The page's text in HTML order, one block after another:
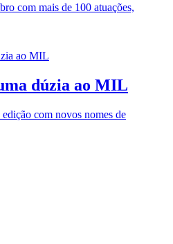
com mais de 100 atuações,
dúzia ao MIL
com novos nomes de